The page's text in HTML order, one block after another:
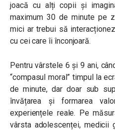
joacă cu alți copii și
maximum 30 de minute pe
mici ar trebui să
cu cei care îi înconjoară.
Pentru vârstele 6 și 9 ani,
“compasul moral” timpul la
de minute, dar doar sub
învățarea și formarea
experiențele reale. Pe
vârsta adolescenței, medicii